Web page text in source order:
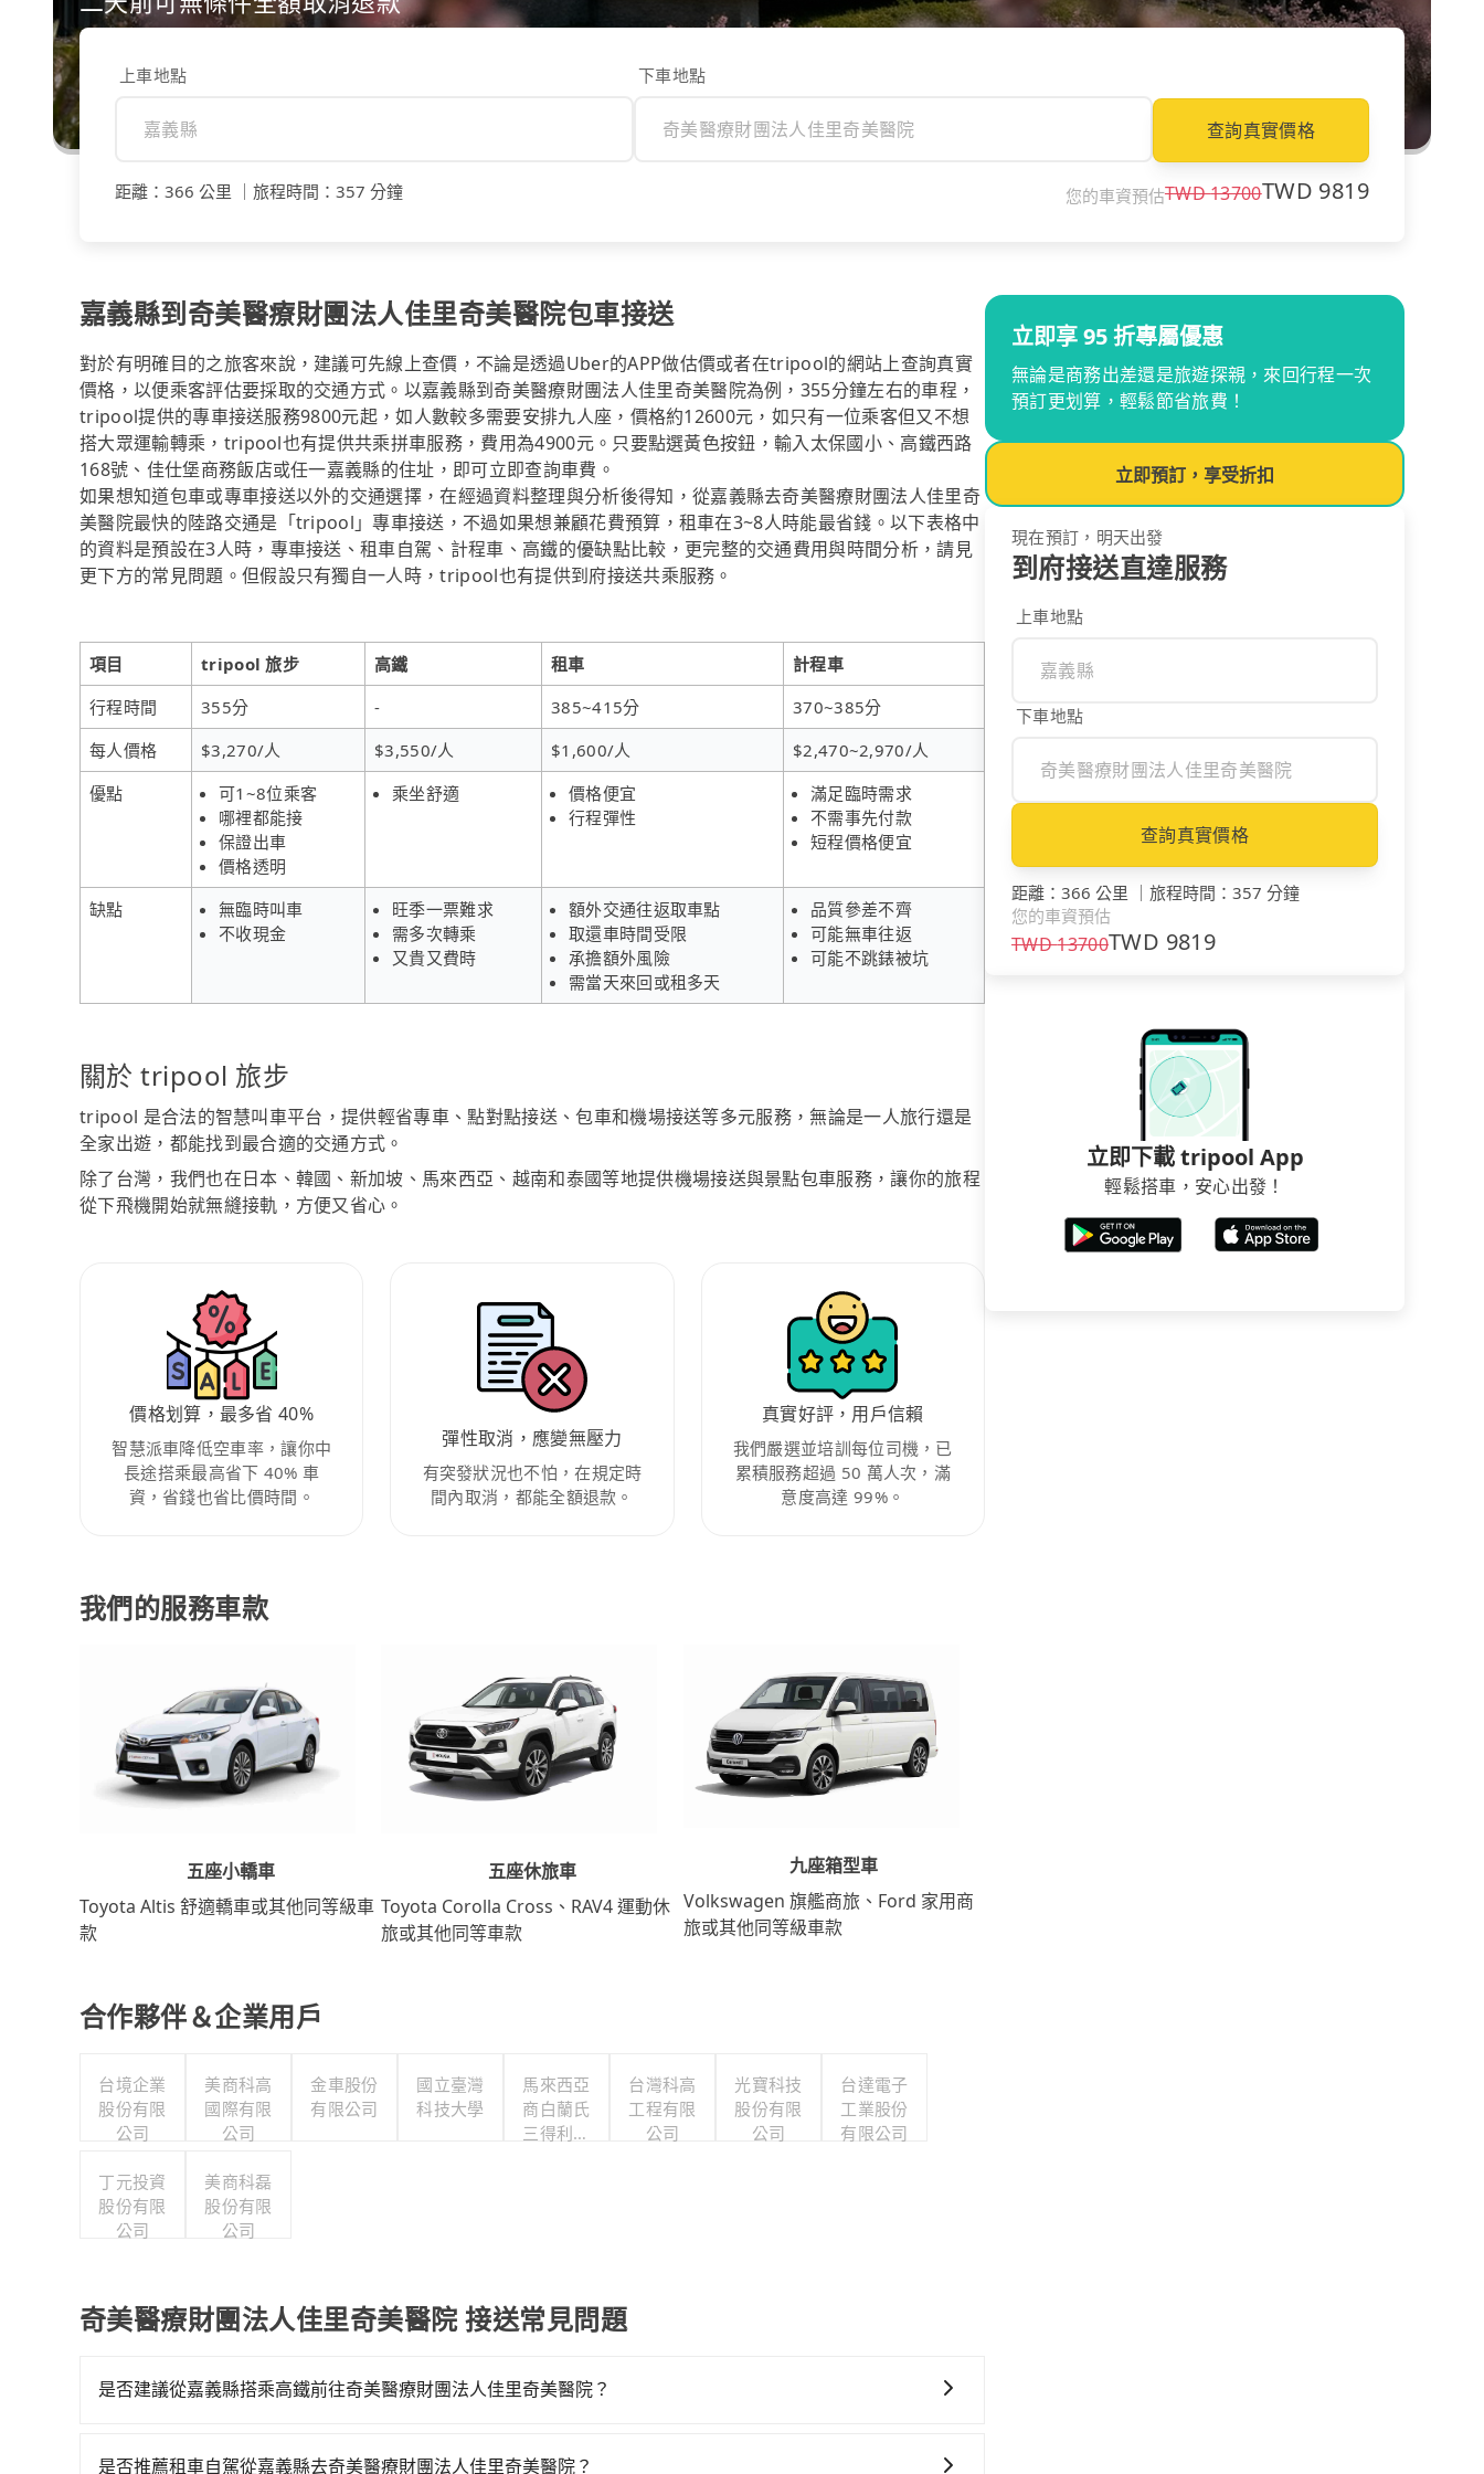
上車地點 下車地點
查詢真實價格
距離 ： 366 公里 旅程時間 ： 357 分鐘 您的車資預估TWD13700TWD 9819
嘉義縣到奇美醫療財團法人佳里奇美醫院包車接送
對於有明確目的之旅客來說，建議可先線上查價，不論是透過Uber的APP做估價或者在tripool的網站上查詢真實
價格，以便乘客評估要採取的交通方式。以嘉義縣到奇美醫療財團法人佳里奇美醫院為例，355分鐘左右的車程，
tripool提供的專車接送服務9800元起，如人數較多需要安排九人座，價格約12600元，如只有一位乘客但又不想
搭大眾運輸轉乘，tripool也有提供共乘拼車服務，費用為4900元。只要點選黃色按鈕，輸入太保國小、高鐵西路
168號、佳仕堡商務飯店或任一嘉義縣的住址，即可立即查詢車費。
如果想知道包車或專車接送以外的交通選擇，在經過資料整理與分析後得知，從嘉義縣去奇美醫療財團法人佳里奇
美醫院最快的陸路交通是「tripool」專車接送，不過如果想兼顧花費預算，租車在3~8人時能最省錢。以下表格中
的資料是預設在3人時，專車接送、租車自駕、計程車、高鐵的優缺點比較，更完整的交通費用與時間分析，請見
更下方的常見問題。但假設只有獨自一人時，tripool也有提供到府接送共乘服務。
項目 tripool 旅步 高鐵 租車
計程車
行程時間
355分 - 385~415分
370~385分
每人價格
$3,270/人 $3,550/人 $1,600/人
$2,470~2,970/人
優點
可1~8位乘客
哪裡都能接
保證出車
價格透明
乘坐舒適
價格便宜
行程彈性
滿足臨時需求
不需事先付款
短程價格便宜
缺點
無臨時叫車
不收現金
旺季一票難求
需多次轉乘
又貴又費時
額外交通往返取車點
取還車時間受限
承擔額外風險
需當天來回或租多天
品質參差不齊
可能無車往返
可能不跳錶被坑
關於 tripool 旅步
tripool 是合法的智慧叫車平台，提供輕省專車、點對點接送、包車和機場接送等多元服務，無論是一人旅行還是
全家出遊，都能找到最合適的交通方式。
除了台灣，我們也在日本、韓國、新加坡、馬來西亞、越南和泰國等地提供機場接送與景點包車服務，讓你的旅程
從下飛機開始就無縫接軌，方便又省心。
價格划算，最多省 40%
智慧派車降低空車率，讓你中
長途搭乘最高省下 40% 車
資，省錢也省比價時間。
彈性取消，應變無壓力
有突發狀況也不怕，在規定時
間內取消，都能全額退款。
真實好評，用戶信賴
我們嚴選並培訓每位司機，已
累積服務超過 50 萬人次，滿
意度高達 99%。
我們的服務車款
五座小轎車
Toyota Altis 舒適轎車或其他同等級車
款
五座休旅車
Toyota Corolla Cross、RAV4 運動休
旅或其他同等車款
九座箱型車
Volkswagen 旗艦商旅、Ford 家用商
旅或其他同等級車款
合作夥伴＆企業用戶
台境企業
股份有限
公司
美商科高
國際有限
公司
金車股份
有限公司
國立臺灣
科技大學
馬來西亞
商白蘭氏
三得利股
台灣科高
工程有限
公司
光寶科技
股份有限
公司
台達電子
工業股份
有限公司
丁元投資
股份有限
公司
美商科磊
股份有限
公司
奇美醫療財團法人佳里奇美醫院 接送常見問題
是否建議從嘉義縣搭乘高鐵前往奇美醫療財團法人佳里奇美醫院？
06:21一直到22:02，嘉義-南港一天最多有57班次高鐵可搭乘。假設從嘉義縣太保市步行或搭乘公車前往嘉義高
是否推薦租車自駕從嘉義縣去奇美醫療財團法人佳里奇美醫院？
立即享 95 折專屬優惠
無論是商務出差還是旅遊探親，來回行程一次
預訂更划算，輕鬆節省旅費！
立即預訂，享受折扣
現在預訂，明天出發
到府接送直達服務
上車地點
下車地點
查詢真實價格
距離 ： 366 公里 ｜ 旅程時間 ： 357 分鐘
您的車資預估
TWD13700TWD 9819
立即下載 tripool App
輕鬆搭車，安心出發！